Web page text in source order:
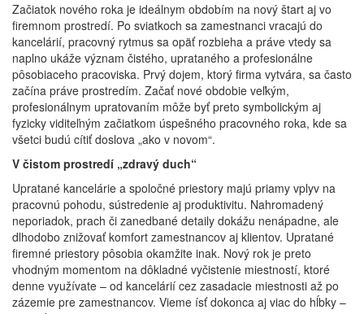
Začiatok nového roka je ideálnym obdobím na nový štart aj vo
firemnom prostredí. Po sviatkoch sa zamestnanci vracajú do
kancelárií, pracovný rytmus sa opäť rozbieha a práve vtedy sa
naplno ukáže význam čistého, uprataného a profesionálne
pôsobiaceho pracoviska. Prvý dojem, ktorý firma vytvára, sa často
začína práve prostredím. Začať nové obdobie veľkým,
profesionálnym upratovaním môže byť preto symbolickým aj
fyzicky viditeľným začiatkom úspešného pracovného roka, kde sa
všetci budú cítiť doslova „ako v novom“.
V čistom prostredí „zdravý duch“
Upratané kancelárie a spoločné priestory majú priamy vplyv na
pracovnú pohodu, sústredenie aj produktivitu. Nahromadený
neporiadok, prach či zanedbané detaily dokážu nenápadne, ale
dlhodobo znižovať komfort zamestnancov aj klientov. Upratané
firemné priestory pôsobia okamžite inak. Nový rok je preto
vhodným momentom na dôkladné vyčistenie miestností, ktoré
denne využívate – od kancelárií cez zasadacie miestnosti až po
zázemie pre zamestnancov. Vieme ísť dokonca aj viac do hĺbky –